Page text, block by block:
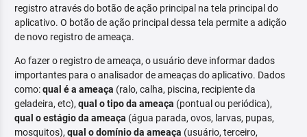
registro através do botão de ação principal na tela principal do
aplicativo. O botão de ação principal dessa tela permite a adição
de novo registro de ameaça.
Ao fazer o registro de ameaça, o usuário deve informar dados
importantes para o analisador de ameaças do aplicativo. Dados
como:qual é a ameaça (ralo, calha, piscina, recipiente da
geladeira, etc), qual o tipo da ameaça (pontual ou periódica),
qual o estágio da ameaça (água parada, ovos, larvas, pupas,
mosquitos), qual o domínio da ameaça (usuário, terceiro,